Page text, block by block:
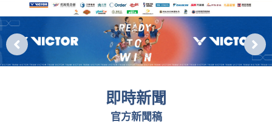
即時新聞
官方新聞稿